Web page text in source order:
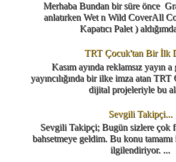
Merhaba Bundan bir süre önce
anlatırken Wet n Wild CoverAll
Kapatıcı Palet )
TRT Çocuk'tan Bir İlk
Kasım ayında reklamsız yayın
yayıncılığında bir ilke imza atan
dijital projeleriyle bu
Sevgili Takipçi...
Sevgili Takipçi; Bugün sizlere çok
bahsetmeye geldim. Bu konu
ilgilendiriyor. ...